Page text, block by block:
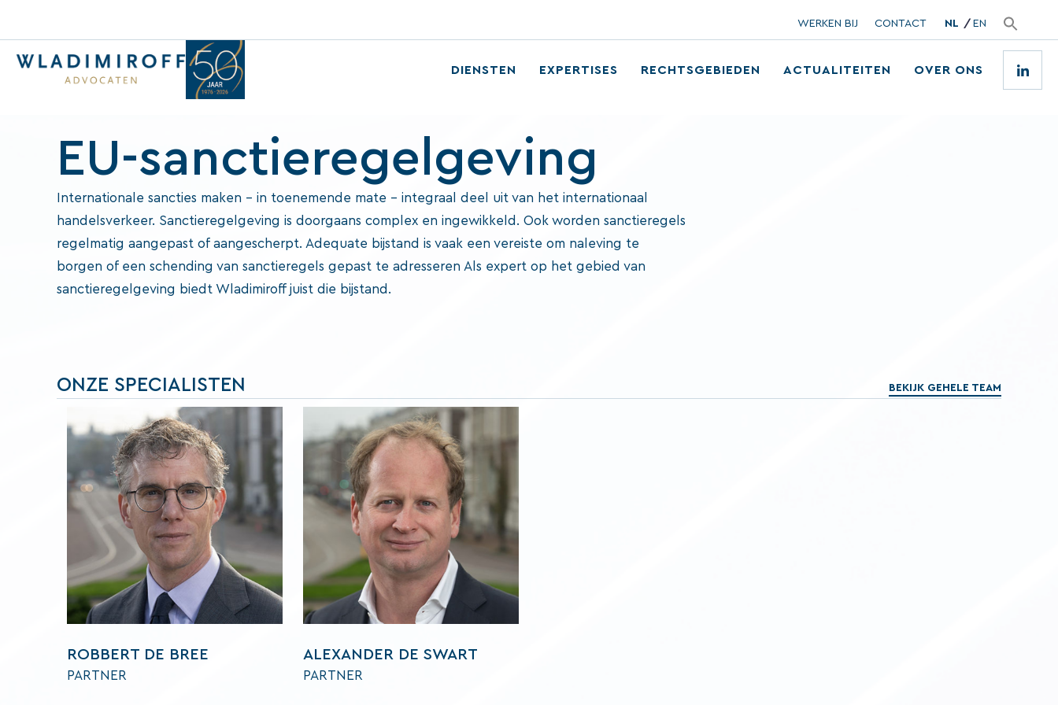
WERKEN BIJ CONTACT NL EN
DIENSTEN EXPERTISES RECHTSGEBIEDEN ACTUALITEITEN OVER ONS
EU-sanctieregelgeving
Internationale sancties maken – in toenemende mate – integraal deel uit van het internationaal
handelsverkeer. Sanctieregelgeving is doorgaans complex en ingewikkeld. Ook worden sanctieregels
regelmatig aangepast of aangescherpt. Adequate bijstand is vaak een vereiste om naleving te
borgen of een schending van sanctieregels gepast te adresseren Als expert op het gebied van
sanctieregelgeving biedt Wladimiroff juist die bijstand.
ONZE SPECIALISTEN BEKIJK GEHELE TEAM
ROBBERT DE BREE
PARTNER
ALEXANDER DE SWART
PARTNER